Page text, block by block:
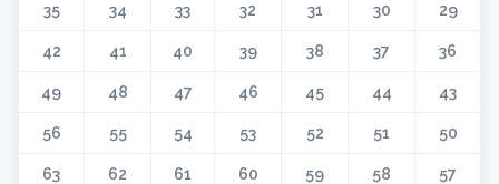
29
30
31
32
33
34
35
36
37
38
39
40
41
42
43
44
45
46
47
48
49
50
51
52
53
54
55
56
57
58
59
60
61
62
63